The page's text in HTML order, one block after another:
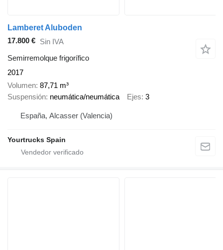
Lamberet Aluboden
17.800 € Sin IVA
Semirremolque frigorífico
2017
Volumen 87,71 m³
Suspensión neumática/neumática Ejes 3
España, Alcasser (Valencia)
Yourtrucks Spain